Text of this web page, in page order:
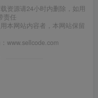
资源请24小时内删除，如用
责任
本网站内容者，本网站保留
www.sellcode.com